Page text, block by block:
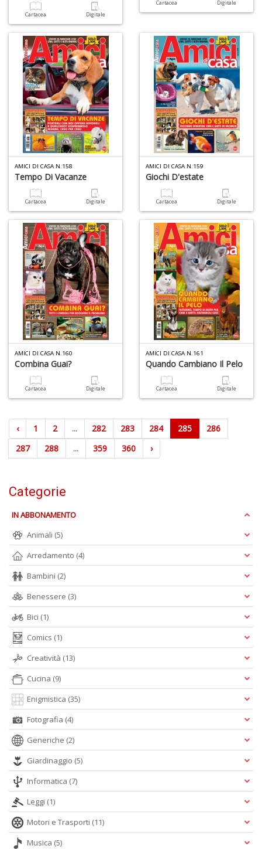
Cartacea Digitale
Cartacea Digitale
AMICI DI CASA N.158
Tempo Di Vacanze
Cartacea Digitale
AMICI DI CASA N.159
Giochi D'estate
Cartacea Digitale
AMICI DI CASA N.160
Combina Guai?
Cartacea Digitale
AMICI DI CASA N.161
Quando Cambiano Il Pelo
Cartacea Digitale
‹ 1 2 ... 282 283 284 285
286
287
288 ... 359 360 ›
Categorie
IN ABBONAMENTO
Animali (5)
Arredamento (4)
Bambini (2)
Benessere (3)
Bici (1)
Comics (1)
Creatività (13)
Cucina (9)
Enigmistica (35)
Fotografia (4)
Generiche (2)
Giardinaggio (5)
Informatica (7)
Leggi (1)
Motori e Trasporti (11)
Musica (5)